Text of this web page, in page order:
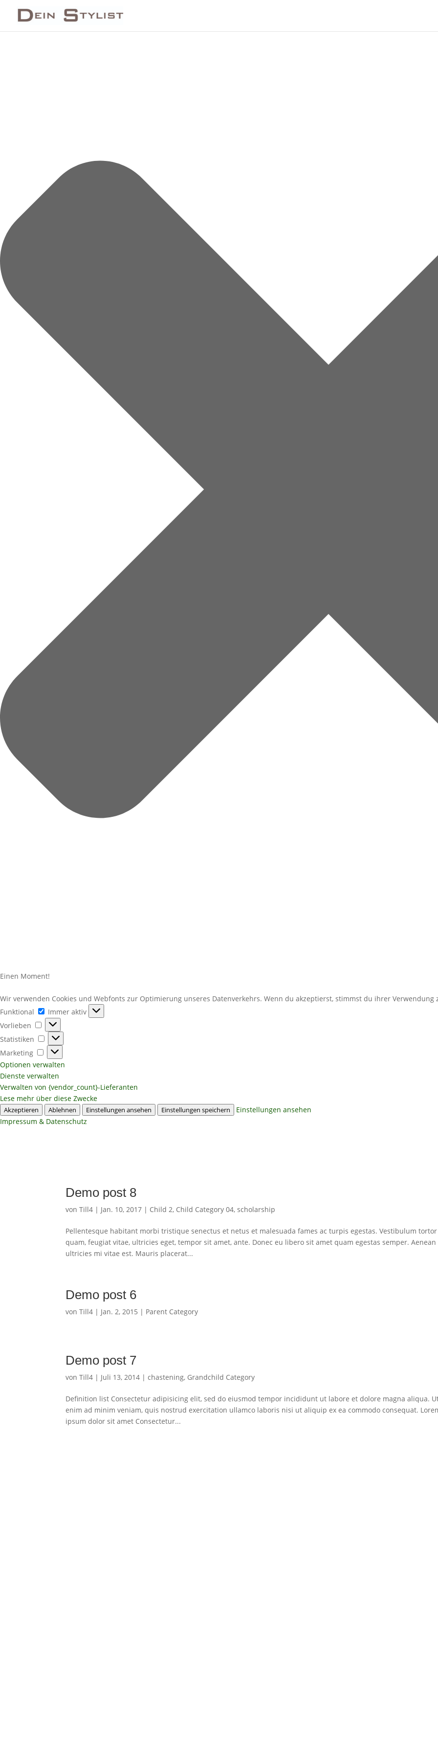
Einen Moment!
Wir verwenden Cookies und Webfonts zur Optimierung unseres Datenverkehrs. Wenn du akzeptierst, stimmst du ihrer Verwendung
Funktional
Funktional
Immer aktiv
Vorlieben
Vorlieben
Statistiken
Statistiken
Marketing
Marketing
Optionen verwalten
Dienste verwalten
Verwalten von {vendor_count}-Lieferanten
Lese mehr über diese Zwecke
Akzeptieren Ablehnen Einstellungen ansehen Einstellungen speichern
Einstellungen ansehen
Impressum & Datenschutz
Demo post 8
vonTill4 | Jan. 10, 2017 | Child 2, Child Category 04,scholarship
Pellentesque habitant morbi tristique senectus et netus et malesuada fames ac turpis egestas. Vestibulum tortor
quam, feugiat vitae, ultricies eget, tempor sit amet, ante. Donec eu libero sit amet quam egestas semper. Aenean
ultricies mi vitae est. Mauris placerat...
Demo post 6
vonTill4 | Jan. 2, 2015 | Parent Category
Demo post 7
vonTill4 | Juli 13, 2014 |chastening, Grandchild Category
Definition list Consectetur adipisicing elit, sed do eiusmod tempor incididunt ut labore et dolore magna aliqua.
enim ad minim veniam, quis nostrud exercitation ullamco laboris nisi ut aliquip ex ea commodo consequat.
ipsum dolor sit amet Consectetur...